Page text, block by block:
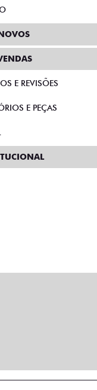
2026
FLEX